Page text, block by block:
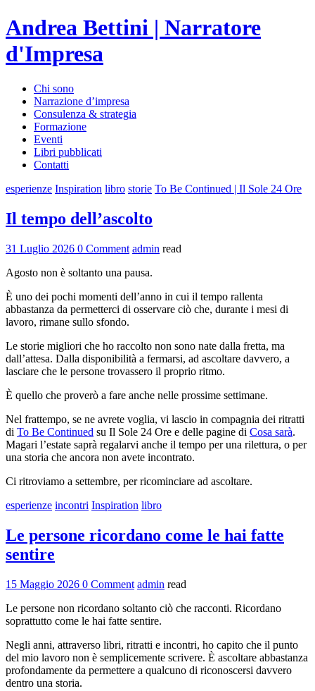
Andrea Bettini | Narratore
d'Impresa
Chi sono
Narrazione d’impresa
Consulenza & strategia
Formazione
Eventi
Libri pubblicati
Contatti
esperienze Inspiration libro storie To Be Continued | Il Sole 24 Ore
Il tempo dell’ascolto
31 Luglio 2026 0 Comment admin read
Agosto non è soltanto una pausa.
È uno dei pochi momenti dell’anno in cui il tempo rallenta
abbastanza da permetterci di osservare ciò che, durante i mesi di
lavoro, rimane sullo sfondo.
Le storie migliori che ho raccolto non sono nate dalla fretta, ma
dall’attesa. Dalla disponibilità a fermarsi, ad ascoltare davvero, a
lasciare che le persone trovassero il proprio ritmo.
È quello che proverò a fare anche nelle prossime settimane.
Nel frattempo, se ne avrete voglia, vi lascio in compagnia dei ritratti
di To Be Continued su Il Sole 24 Ore e delle pagine di Cosa sarà.
Magari l’estate saprà regalarvi anche il tempo per una rilettura, o per
una storia che ancora non avete incontrato.
Ci ritroviamo a settembre, per ricominciare ad ascoltare.
esperienze incontri Inspiration libro
Le persone ricordano come le hai fatte
sentire
15 Maggio 2026 0 Comment admin read
Le persone non ricordano soltanto ciò che racconti. Ricordano
soprattutto come le hai fatte sentire.
Negli anni, attraverso libri, ritratti e incontri, ho capito che il punto
del mio lavoro non è semplicemente scrivere. È ascoltare abbastanza
profondamente da permettere a qualcuno di riconoscersi davvero
dentro una storia.